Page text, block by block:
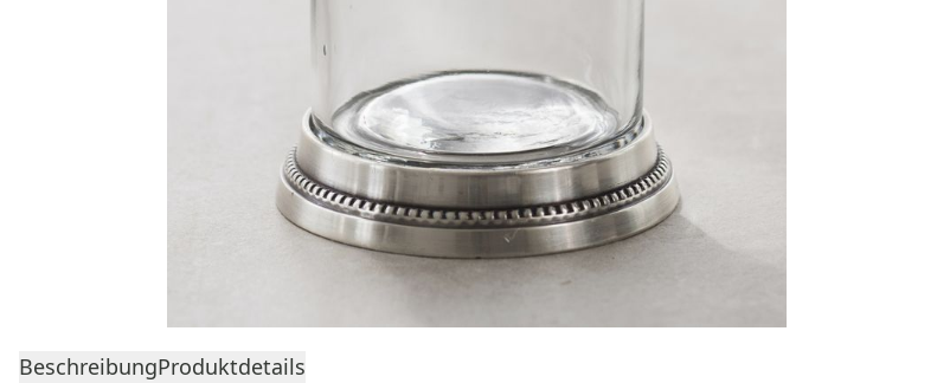
BeschreibungProduktdetails